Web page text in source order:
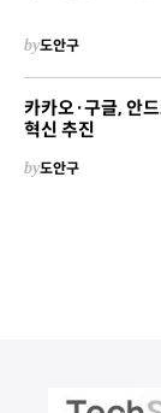
by도안구
카카오·구글, 안
혁신 추진
by도안구